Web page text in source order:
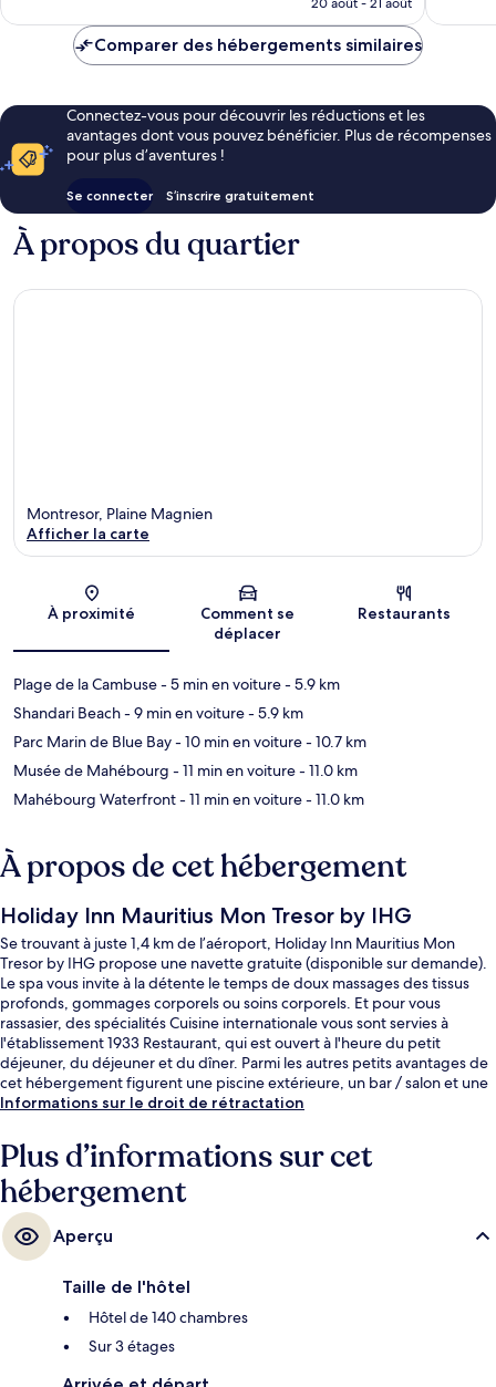
de
Comparer des hébergements similaires
Connectez-vous pour découvrir les réductions et les
avantages dont vous pouvez bénéficier. Plus de récompenses
pour plus d’aventures !
Se connecter S’inscrire gratuitement
À propos du quartier
Carte
Montresor, Plaine Magnien
Afficher la carte
À proximité
Comment se
déplacer
Restaurants
Plage de la Cambuse- 5 min en voiture- 5.9 km
Shandari Beach- 9 min en voiture- 5.9 km
Parc Marin de Blue Bay- 10 min en voiture- 10.7 km
Musée de Mahébourg - 11 min en voiture- 11.0 km
Mahébourg Waterfront- 11 min en voiture- 11.0 km
À propos de cet hébergement
Holiday Inn Mauritius Mon Tresor by IHG
Se trouvant à juste 1,4 km de l’aéroport, Holiday Inn Mauritius Mon
Tresor by IHG propose une navette gratuite (disponible sur demande).
Le spa vous invite à la détente le temps de doux massages des tissus
profonds, gommages corporels ou soins corporels. Et pour vous
rassasier, des spécialités Cuisine internationale vous sont servies à
l'établissement 1933 Restaurant, qui est ouvert à l'heure du petit
déjeuner, du déjeuner et du dîner. Parmi les autres petits avantages de
cet hébergement figurent une piscine extérieure, un bar / salon et une
salle de fitness. Les autres voyageurs sont enchantés par le personnel
Informations sur le droit de rétractation
Plus d’informations sur cet
hébergement
Aperçu
Taille de l'hôtel
Hôtel de 140 chambres
Sur 3 étages